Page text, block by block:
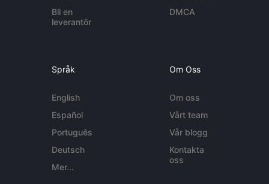
Bli en
leverantör
DMCA
Språk
English
Español
Português
Deutsch
Mer...
Om Oss
Om oss
Vårt team
Vår blogg
Kontakta
oss